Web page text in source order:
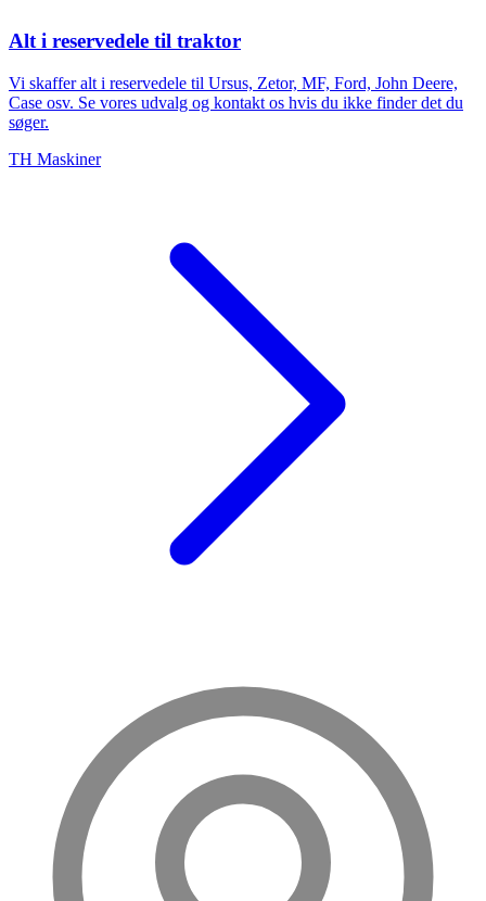
Alt i reservedele til traktor
Vi skaffer alt i reservedele til Ursus, Zetor, MF, Ford, John Deere,
Case osv. Se vores udvalg og kontakt os hvis du ikke finder det du
søger.
TH Maskiner